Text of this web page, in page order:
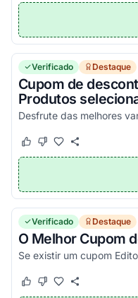
Verificado Destaque
Cupom de
Produtos
Este cupom funcionou
Este cupom não
Verificado Destaque
O Melhor Cupom
Este cupom funcionou
Este cupom não